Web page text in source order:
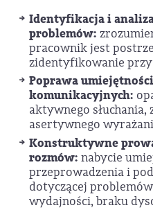
Identyfikacja i
problemów:
pracownik jest
zidentyfikowanie
Poprawa umiejętności
komunikacyjnych:
aktywnego
asertywnego
Konstruktywne
rozmów: nabycie
przeprowadzenia i
dotyczącej
wydajności, braku